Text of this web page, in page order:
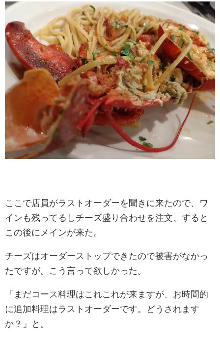
ここで店員がラストオーダーを聞きに来たので、ワ
インも残ってるしチーズ盛り合わせを注文、すると
この後にメインが来た。
チーズはオーダーストップできたので被害がなかっ
たですが。こう言って欲しかった。
「まだコース料理はこれこれが来ますが、お時間的
に追加料理はラストオーダーです。どうされます
か？」と。